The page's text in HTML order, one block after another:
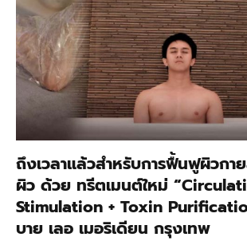
ถึงเวลาแล้วสำหรับการฟื้นฟูผิวกา
ผิว ด้วย ทรีตเมนต์ใหม่
Stimulation + Toxin
บาย เลอ เมอริเดียน กรุงเทพ